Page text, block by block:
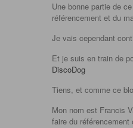
Une bonne partie de
référencement et du
Je vais cependant
Et je suis en train de
DiscoDog
Tiens, et comme ce
Mon nom est Francis
faire du